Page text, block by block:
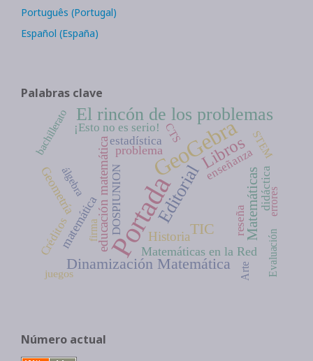
Português (Portugal)
Español (España)
Palabras clave
Portada
GeoGebra
Editorial
El rincón de los problemas
Libros
TIC
Dinamización Matemática
Matemáticas
educación matemática Historia
matemática
Matemáticas en la Red
problema
Geometría
estadística
¡Esto no es serio!
reseña
Créditos
DOSPIUNION didáctica
enseñanza
STEM
álgebra
bachillerato
errores
firma
Arte Evaluación
CTS
juegos
Número actual